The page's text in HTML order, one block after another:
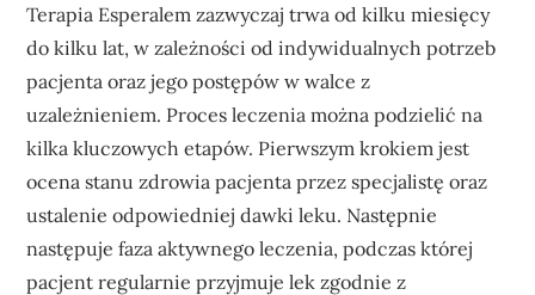
Terapia Esperalem zazwyczaj trwa od kilku miesięcy
do kilku lat, w zależności od indywidualnych potrzeb
pacjenta oraz jego postępów w walce z
uzależnieniem. Proces leczenia można podzielić na
kilka kluczowych etapów. Pierwszym krokiem jest
ocena stanu zdrowia pacjenta przez specjalistę oraz
ustalenie odpowiedniej dawki leku. Następnie
następuje faza aktywnego leczenia, podczas której
pacjent regularnie przyjmuje lek zgodnie z